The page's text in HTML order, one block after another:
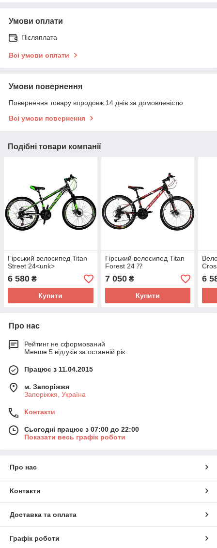
Умови оплати
Післяплата
Всі умови оплати
Умови повернення
Повернення товару впродовж 14 днів за домовленістю
Всі умови повернення
Подібні товари компанії
Гірський велосипед Titan
Street 24<unk>
6 580 ₴
Купити
Гірський велосипед Titan
Forest 24 ⁇
7 050₴
Купити
6
Про нас
Рейтинг не сформований
Менше 5 відгуків за останній рік
Працює з 11.04.2015
м. Запоріжжя
Запоріжжя, Україна
Контакти
Сьогодні працює з 07:00 до 22:00
Показати весь графік роботи
Про нас
Контакти
Доставка та оплата
Графік роботи